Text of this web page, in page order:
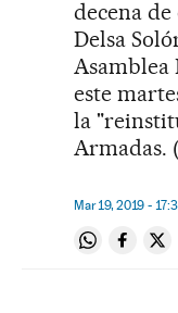
decena
Delsa
Asamblea
este
la
Armadas.
Mar 19, 2019 -
Compartir